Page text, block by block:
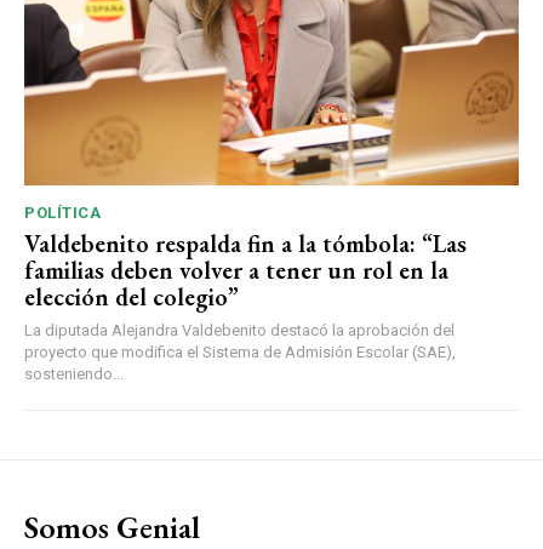
POLÍTICA
Valdebenito respalda fin a la tómbola: “Las
familias deben volver a tener un rol en la
elección del colegio”
La diputada Alejandra Valdebenito destacó la aprobación del
proyecto que modifica el Sistema de Admisión Escolar (SAE),
sosteniendo...
Somos Genial